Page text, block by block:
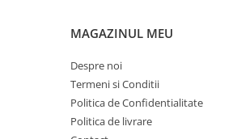
MAGAZINUL MEU
Despre noi
Termeni si Conditii
Politica de Confidentialitate
Politica de livrare